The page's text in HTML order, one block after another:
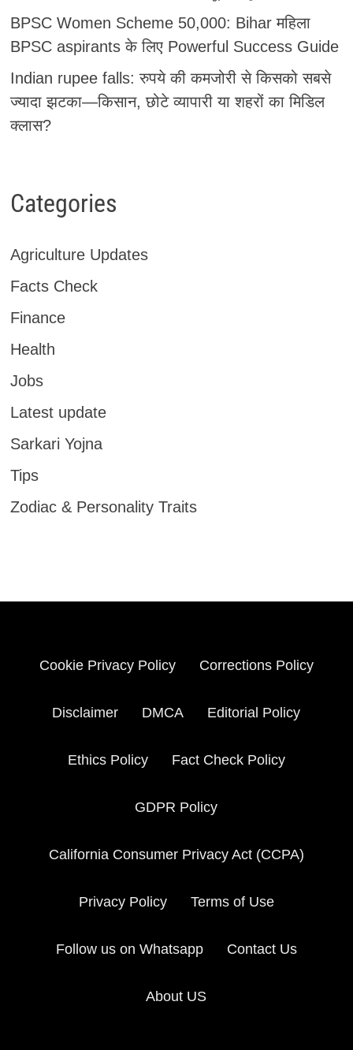
BPSC Women Scheme 50,000: Bihar महिला
BPSC aspirants के लिए Powerful Success Guide
Indian rupee falls: रुपये की कमजोरी से किसको सबसे
ज्यादा झटका—किसान, छोटे व्यापारी या शहरों का मिडिल
क्लास?
Categories
Agriculture Updates
Facts Check
Finance
Health
Jobs
Latest update
Sarkari Yojna
Tips
Zodiac & Personality Traits
Cookie Privacy Policy Corrections Policy
Disclaimer DMCA Editorial Policy
Ethics Policy Fact Check Policy
GDPR Policy
California Consumer Privacy Act (CCPA)
Privacy Policy Terms of Use
Follow us on Whatsapp Contact Us
About US